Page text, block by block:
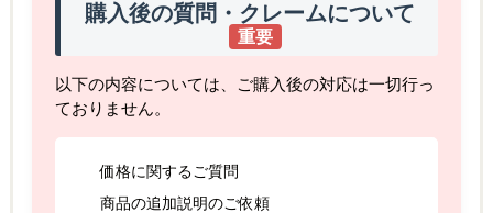
購入後の質問・クレームについて
重要
以下の内容については、ご購入後の対応は一切行っ
ておりません。
価格に関するご質問
商品の追加説明のご依頼